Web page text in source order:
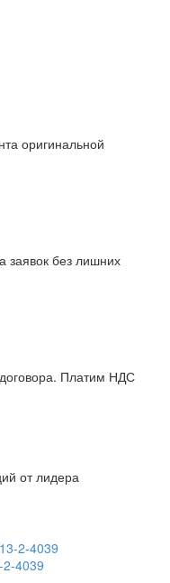
оригинальной
заявок без лишних
Платим НДС
от лидера
4039